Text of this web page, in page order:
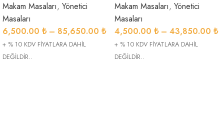
Makam Masaları, Yönetici
Masaları
6,500.00 ₺ – 85,650.00 ₺
+ % 10 KDV FİYATLARA DAHİL
DEĞİLDİR..
Makam Masaları, Yönetici
Masaları
4,500.00 ₺ – 43,850.00 ₺
+ % 10 KDV FİYATLARA DAHİL
DEĞİLDİR..